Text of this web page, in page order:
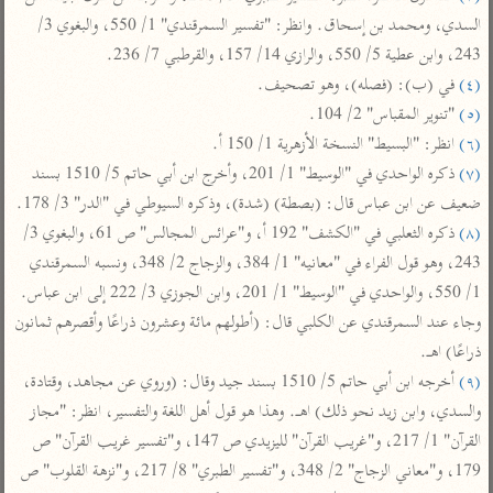
تفسير السمرقندي
تفسير الثعلبي
تفسير أبي السعود
الكشاف للزمخشري
الدر المنثور
تفسير ابن أبي حاتم
اشترك لتصلك أخبار مشاريعنا
اشترك
راسلنا •تليجرام •تويتر
تعليمات •عن الباحث القرآني
243، وابن عطية 5/ 550، والرازي 14/ 157، والقرطبي 7/ 236.
(٤)
في (ب): (فصله)، وهو تصحيف.
(٥)
"تنوير المقباس" 2/ 104.
(٦)
انظر: "البسيط" النسخة الأزهرية 1/ 150 أ.
(٧)
ضعيف عن ابن عباس قال: (بصطة) (شدة)، وذكره السيوطي في "الدر" 3/ 178.
(٨)
ذراعًا) اهـ.
(٩)
والسدي، وابن زيد نحو ذلك) اهـ. وهذا هو قول أهل اللغة والتفسير، انظر: "مجاز